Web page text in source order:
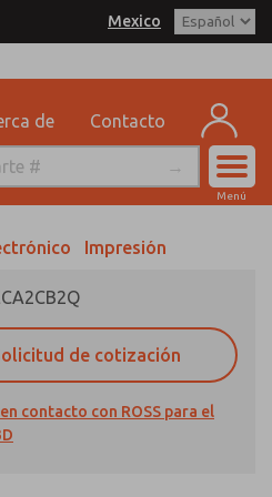
Mexico
de Contacto
Menú
Impresión
de cotización
contacto con ROSS para el